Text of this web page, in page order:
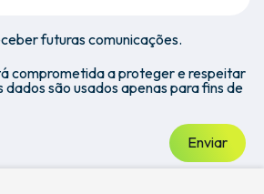
futuras comunicações.
comprometida a proteger e respeitar
dados são usados apenas para fins de
Enviar